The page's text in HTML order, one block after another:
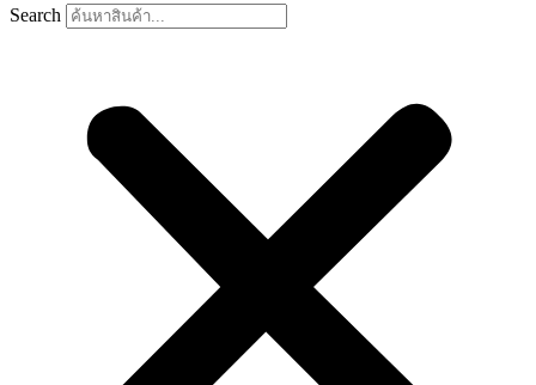
Search